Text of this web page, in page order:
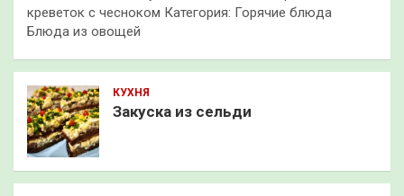
креветок с чесноком Категория: Горячие блюда
Блюда из овощей
КУХНЯ
Закуска из сельди